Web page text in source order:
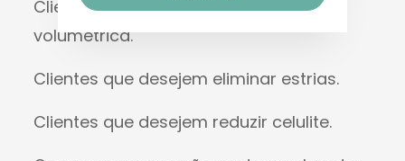
Clientes que desejem uma diminuição
volumétrica.
Clientes que desejem eliminar estrias.
Clientes que desejem reduzir celulite.